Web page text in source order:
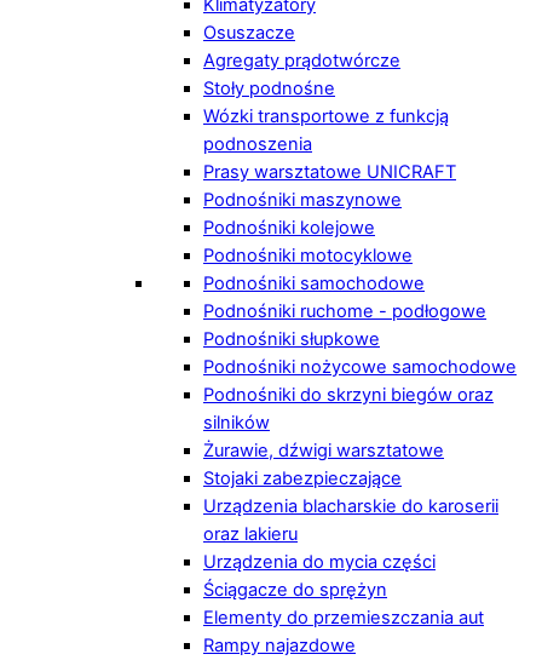
Klimatyzatory
Osuszacze
Agregaty prądotwórcze
Stoły podnośne
Wózki transportowe z funkcją
podnoszenia
Prasy warsztatowe UNICRAFT
Podnośniki maszynowe
Podnośniki kolejowe
Podnośniki motocyklowe
Podnośniki samochodowe
Podnośniki ruchome - podłogowe
Podnośniki słupkowe
Podnośniki nożycowe samochodowe
Podnośniki do skrzyni biegów oraz
silników
Żurawie, dźwigi warsztatowe
Stojaki zabezpieczające
Urządzenia blacharskie do karoserii
oraz lakieru
Urządzenia do mycia części
Ściągacze do sprężyn
Elementy do przemieszczania aut
Rampy najazdowe